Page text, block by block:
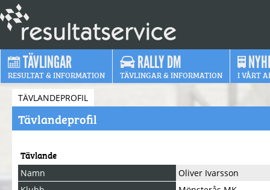
TÄVLINGAR
RESULTAT & INFORMATION
RALLY DM
TÄVLINGAR & INFORMATION I VÅRT
TÄVLANDEPROFIL
Tävlandeprofil
Tävlande
Namn
Oliver Ivarsson